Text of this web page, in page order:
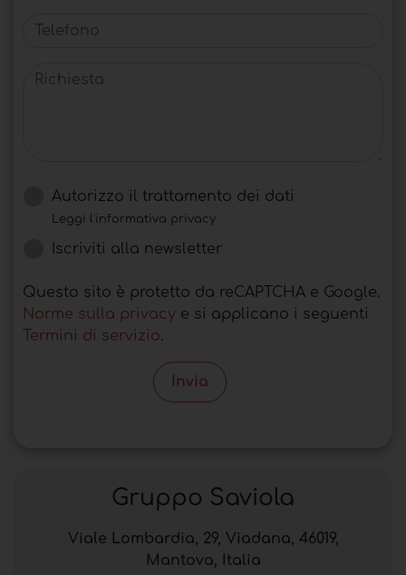
Telefono
Richiesta
Autorizzo il trattamento dei dati
Leggi l'informativa privacy
Iscriviti alla newsletter
Questo sito è protetto da reCAPTCHA e Google.
Norme sulla privacy e si applicano i seguenti
Termini di servizio.
Invia
Gruppo Saviola
Viale Lombardia, 29, Viadana, 46019,
Mantova, Italia